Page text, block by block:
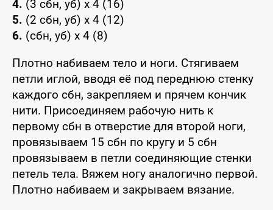
4. (3 сбн, уб) x 4 (16)
5. (2 сбн, уб) x 4 (12)
6. (сбн, уб) x 4 (8)
Плотно набиваем тело и ноги. Стягиваем
петли иглой, вводя её под переднюю стенку
каждого сбн, закрепляем и прячем кончик
нити. Присоединяем рабочую нить к
первому сбн в отверстие для второй ноги,
провязываем 15 сбн по кругу и 5 сбн
провязываем в петли соединяющие стенки
петель тела. Вяжем ногу аналогично первой.
Плотно набиваем и закрываем вязание.